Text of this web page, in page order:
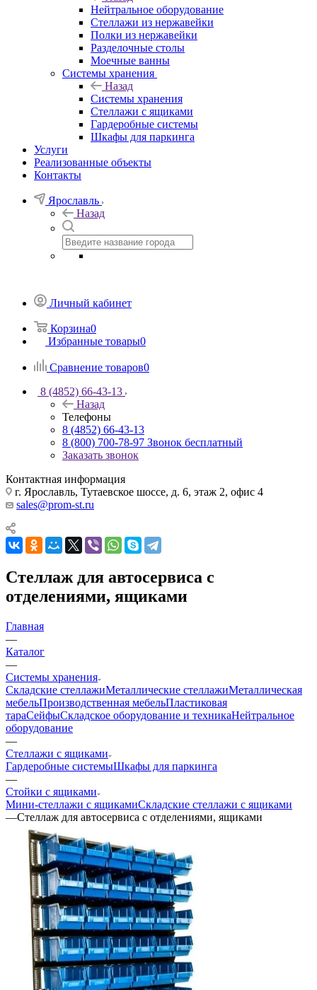
Нейтральное оборудование
Стеллажи из нержавейки
Полки из нержавейки
Разделочные столы
Моечные ванны
Системы хранения
Назад
Системы хранения
Стеллажи с ящиками
Гардеробные системы
Шкафы для паркинга
Услуги
Реализованные объекты
Контакты
Ярославль
Назад
Личный кабинет
Корзина0
Избранные товары0
Сравнение товаров0
8 (4852) 66-43-13
Назад
Телефоны
8 (4852) 66-43-13
8 (800) 700-78-97 Звонок бесплатный
Заказать звонок
Контактная информация
г. Ярославль, Тутаевское шоссе, д. 6, этаж 2, офис 4
sales@prom-st.ru
Стеллаж для автосервиса с
отделениями, ящиками
Главная
—
Каталог
—
Системы хранения
Складские стеллажиМеталлические стеллажиМеталлическая
мебельПроизводственная мебельПластиковая
тараСейфыСкладское оборудование и техникаНейтральное
оборудование
—
Стеллажи с ящиками
Гардеробные системыШкафы для паркинга
—
Стойки с ящиками
Мини-стеллажи с ящикамиСкладские стеллажи с ящиками
—Стеллаж для автосервиса с отделениями, ящиками